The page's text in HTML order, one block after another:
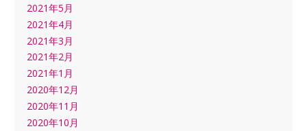
2021年5月
2021年4月
2021年3月
2021年2月
2021年1月
2020年12月
2020年11月
2020年10月